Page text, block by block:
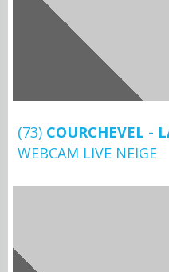
(73) COURCHEVEL - LA TANIA
WEBCAM LIVE NEIGE